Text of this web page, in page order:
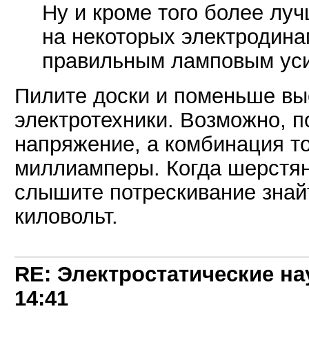
Ну и кроме того более
на некоторых
правильным ламповым
Пилите доски и поменьше
электротехники. Возможно,
напряжение, а комбинация
миллиамперы. Когда
слышите потрескивание
киловольт.
RE: Электростатические
14:41